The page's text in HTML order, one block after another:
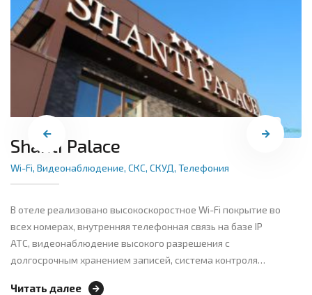
Shanti Palace
Wi-Fi, Видеонаблюдение, СКС, СКУД, Телефония
В отеле реализовано высокоскоростное Wi-Fi покрытие во
всех номерах, внутренняя телефонная связь на базе IP
АТС, видеонаблюдение высокого разрешения с
долгосрочным хранением записей, система контроля…
Читать далее